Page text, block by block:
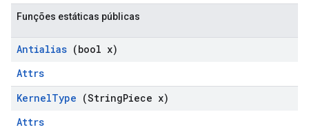
Funções estáticas públicas
Antialias (bool x)
Attrs
KernelType (StringPiece x)
Attrs